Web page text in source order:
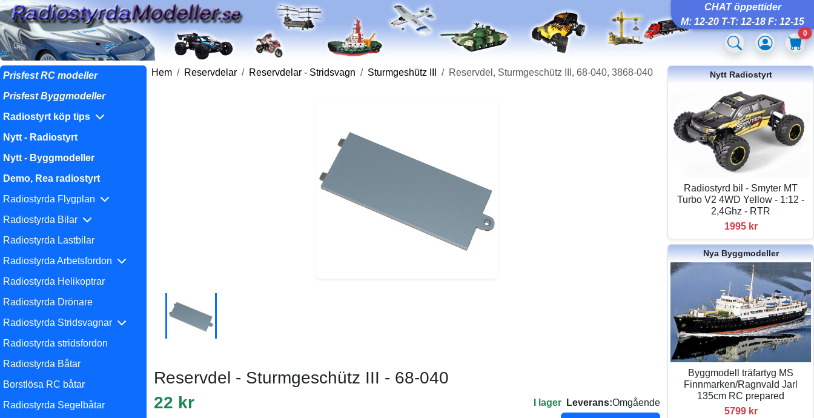
CHAT öppettider
M: 12-20 T-T: 12-18 F: 12-15
0
Prisfest RC modeller
Prisfest Byggmodeller
Radiostyrt köp tips
Nytt - Radiostyrt
Nytt - Byggmodeller
Demo, Rea radiostyrt
Radiostyrda Flygplan
Radiostyrda Bilar
Radiostyrda Lastbilar
Radiostyrda Arbetsfordon
Radiostyrda Helikoptrar
Radiostyrda Drönare
Radiostyrda Stridsvagnar
Radiostyrda stridsfordon
Radiostyrda Båtar
Borstlösa RC båtar
Radiostyrda Segelbåtar
Hem Reservdelar Reservdelar - Stridsvagn Sturmgeshütz III Reservdel, Sturmgeschütz III, 68-040, 3868-040
Reservdel - Sturmgeschütz III - 68-040
22 kr
I lager Leverans:Omgående
Nytt Radiostyrt
Radiostyrd bil - Smyter MT
Turbo V2 4WD Yellow - 1:12 -
2,4Ghz - RTR
1995 kr
Nya Byggmodeller
Byggmodell träfartyg MS
Finnmarken/Ragnvald Jarl
135cm RC prepared
5799 kr